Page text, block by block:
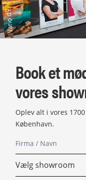
Book et
vores
Oplev alt i vores
København.